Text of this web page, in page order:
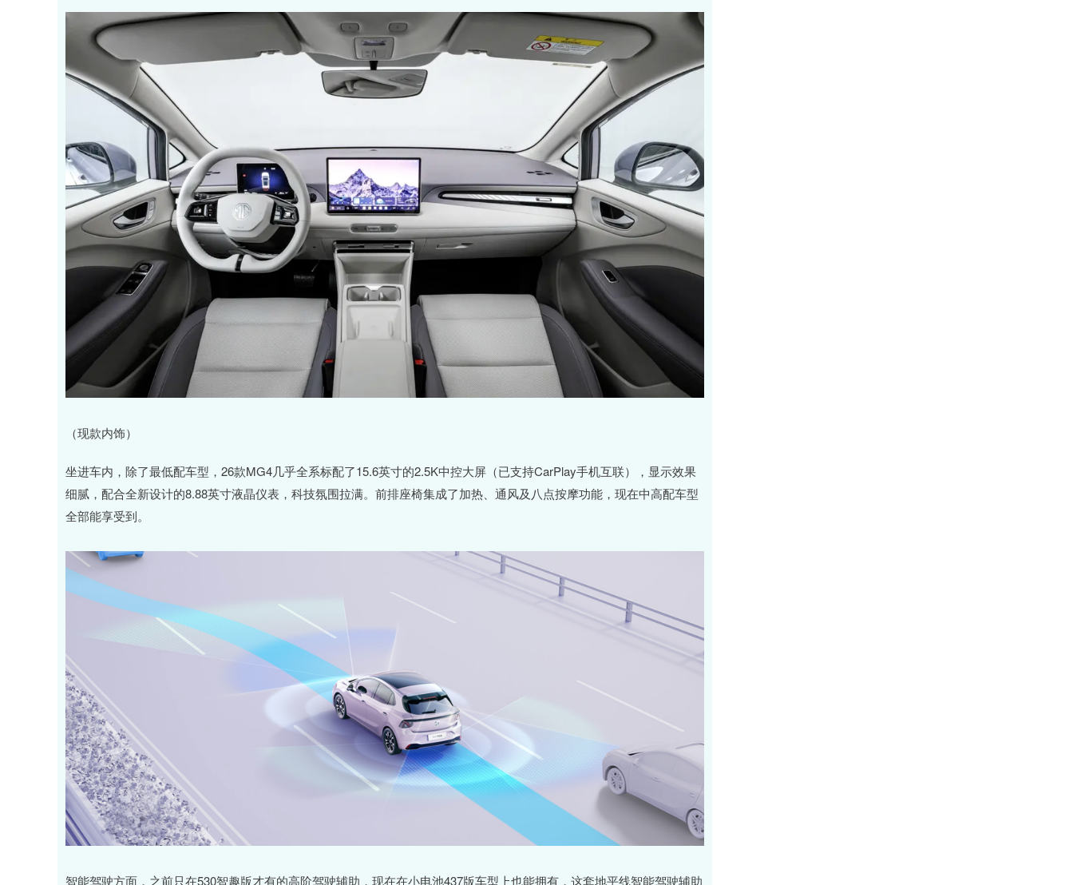
（现款内饰）
坐进车内，除了最低配车型，26款MG4几乎全系标配了15.6英寸的2.5K中控大屏（已支持CarPlay手机互联），显示效果
细腻，配合全新设计的8.88英寸液晶仪表，科技氛围拉满。前排座椅集成了加热、通风及八点按摩功能，现在中高配车型
全部能享受到。
智能驾驶方面，之前只在530智趣版才有的高阶驾驶辅助，现在在小电池437版车型上也能拥有，这套地平线智能驾驶辅助